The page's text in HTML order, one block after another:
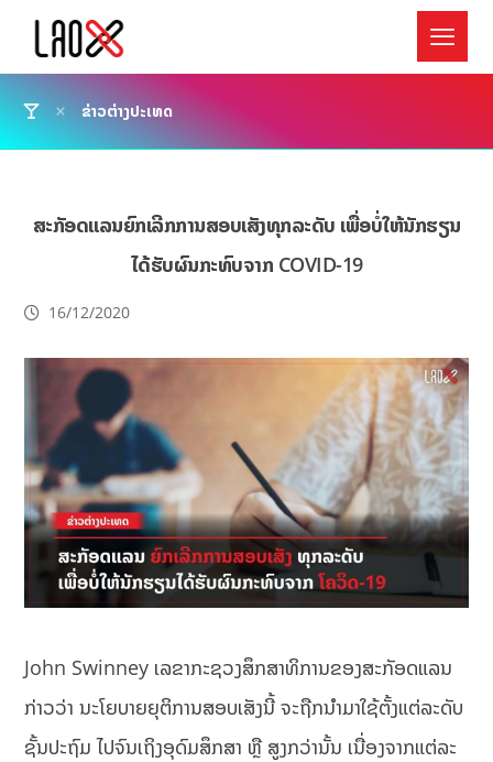
ຂ່າວຕ່າງປະເທດ
ສະກັອດແລນຍົກເລີກການສອບເສັງທຸກລະດັບ ເພື່ອບໍ່ໃຫ້ນັກຮຽນ
ໄດ້ຮັບຜົນກະທົບຈາກ COVID-19
16/12/2020
John Swinney ເລຂາກະຊວງສຶກສາທິການຂອງສະກັອດແລນ
ກ່າວວ່າ ນະໂຍບາຍຍຸຕິການສອບເສັງນີ້ ຈະຖືກນຳມາໃຊ້ຕັ້ງແຕ່ລະດັບ
ຊັ້ນປະຖົມ ໄປຈົນເຖິງອຸດົມສຶກສາ ຫຼື ສູງກວ່ານັ້ນ ເນື່ອງຈາກແຕ່ລະ